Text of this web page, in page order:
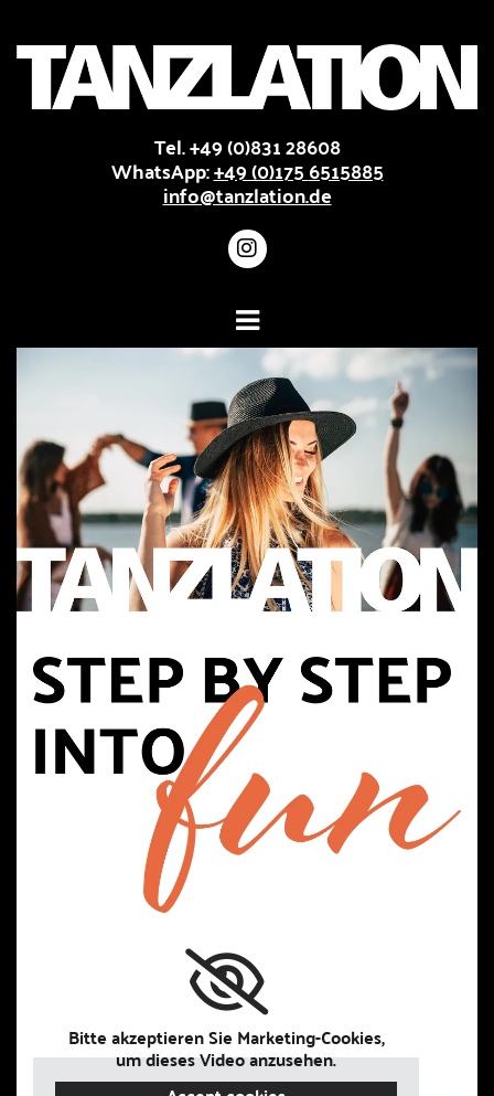
Tel.+49 (0)831 28608
WhatsApp:+49 (0)1756515885
info@tanzlation.de
Bitte akzeptieren Sie Marketing-Cookies,
um dieses Video anzusehen.